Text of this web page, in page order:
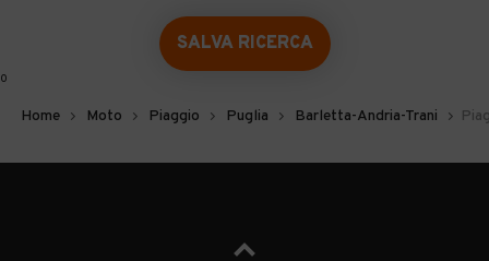
SALVA RICERCA
0
Home Moto Piaggio Puglia Barletta-Andria-Trani